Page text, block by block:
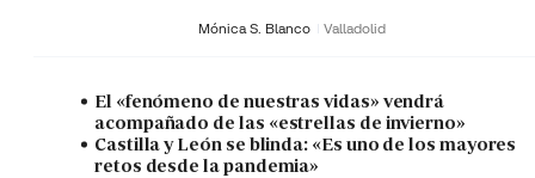
Mónica S. Blanco Valladolid
El «fenómeno de nuestras vidas» vendrá
acompañado de las «estrellas de invierno»
Castilla y León se blinda: «Es uno de los mayores
retos desde la pandemia»